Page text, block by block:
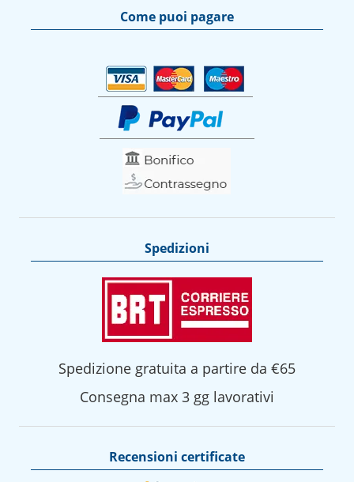
Come puoi pagare
Spedizioni
Spedizione gratuita a partire da €65
Consegna max 3 gg lavorativi
Recensioni certificate